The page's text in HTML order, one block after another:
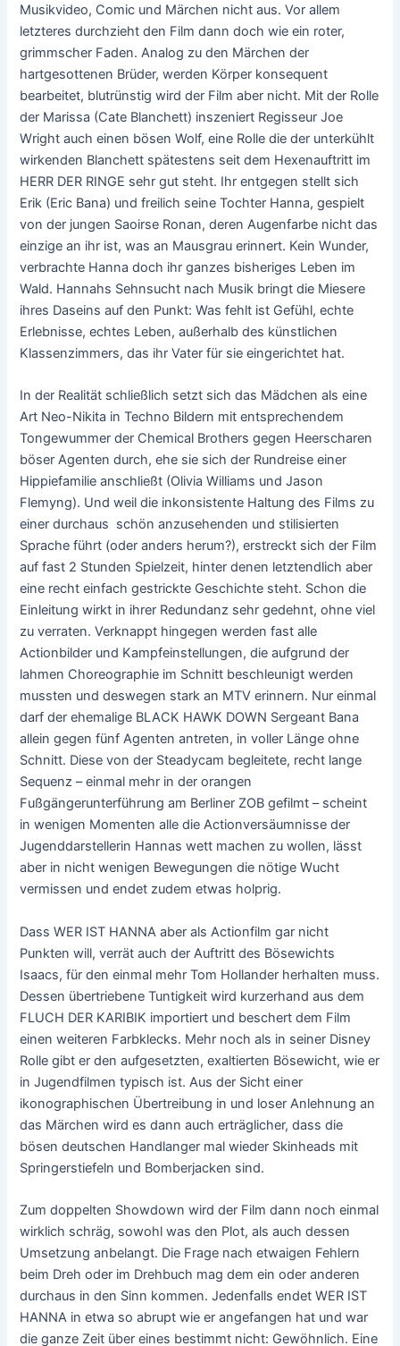
Musikvideo, Comic und Märchen nicht aus. Vor allem
letzteres durchzieht den Film dann doch wie ein roter,
grimmscher Faden. Analog zu den Märchen der
hartgesottenen Brüder, werden Körper konsequent
bearbeitet, blutrünstig wird der Film aber nicht. Mit der Rolle
der Marissa (Cate Blanchett) inszeniert Regisseur Joe
Wright auch einen bösen Wolf, eine Rolle die der unterkühlt
wirkenden Blanchett spätestens seit dem Hexenauftritt im
HERR DER RINGE sehr gut steht. Ihr entgegen stellt sich
Erik (Eric Bana) und freilich seine Tochter Hanna, gespielt
von der jungen Saoirse Ronan, deren Augenfarbe nicht das
einzige an ihr ist, was an Mausgrau erinnert. Kein Wunder,
verbrachte Hanna doch ihr ganzes bisheriges Leben im
Wald. Hannahs Sehnsucht nach Musik bringt die Miesere
ihres Daseins auf den Punkt: Was fehlt ist Gefühl, echte
Erlebnisse, echtes Leben, außerhalb des künstlichen
Klassenzimmers, das ihr Vater für sie eingerichtet hat.
In der Realität schließlich setzt sich das Mädchen als eine
Art Neo-Nikita in Techno Bildern mit entsprechendem
Tongewummer der Chemical Brothers gegen Heerscharen
böser Agenten durch, ehe sie sich der Rundreise einer
Hippiefamilie anschließt (Olivia Williams und Jason
Flemyng). Und weil die inkonsistente Haltung des Films zu
einer durchaus schön anzusehenden und stilisierten
Sprache führt (oder anders herum?), erstreckt sich der Film
auf fast 2 Stunden Spielzeit, hinter denen letztendlich aber
eine recht einfach gestrickte Geschichte steht. Schon die
Einleitung wirkt in ihrer Redundanz sehr gedehnt, ohne viel
zu verraten. Verknappt hingegen werden fast alle
Actionbilder und Kampfeinstellungen, die aufgrund der
lahmen Choreographie im Schnitt beschleunigt werden
mussten und deswegen stark an MTV erinnern. Nur einmal
darf der ehemalige BLACK HAWK DOWN Sergeant Bana
allein gegen fünf Agenten antreten, in voller Länge ohne
Schnitt. Diese von der Steadycam begleitete, recht lange
Sequenz – einmal mehr in der orangen
Fußgängerunterführung am Berliner ZOB gefilmt – scheint
in wenigen Momenten alle die Actionversäumnisse der
Jugenddarstellerin Hannas wett machen zu wollen, lässt
aber in nicht wenigen Bewegungen die nötige Wucht
vermissen und endet zudem etwas holprig.
Dass WER IST HANNA aber als Actionfilm gar nicht
Punkten will, verrät auch der Auftritt des Bösewichts
Isaacs, für den einmal mehr Tom Hollander herhalten muss.
Dessen übertriebene Tuntigkeit wird kurzerhand aus dem
FLUCH DER KARIBIK importiert und beschert dem Film
einen weiteren Farbklecks. Mehr noch als in seiner Disney
Rolle gibt er den aufgesetzten, exaltierten Bösewicht, wie er
in Jugendfilmen typisch ist. Aus der Sicht einer
ikonographischen Übertreibung in und loser Anlehnung an
das Märchen wird es dann auch erträglicher, dass die
bösen deutschen Handlanger mal wieder Skinheads mit
Springerstiefeln und Bomberjacken sind.
Zum doppelten Showdown wird der Film dann noch einmal
wirklich schräg, sowohl was den Plot, als auch dessen
Umsetzung anbelangt. Die Frage nach etwaigen Fehlern
beim Dreh oder im Drehbuch mag dem ein oder anderen
durchaus in den Sinn kommen. Jedenfalls endet WER IST
HANNA in etwa so abrupt wie er angefangen hat und war
die ganze Zeit über eines bestimmt nicht: Gewöhnlich. Eine